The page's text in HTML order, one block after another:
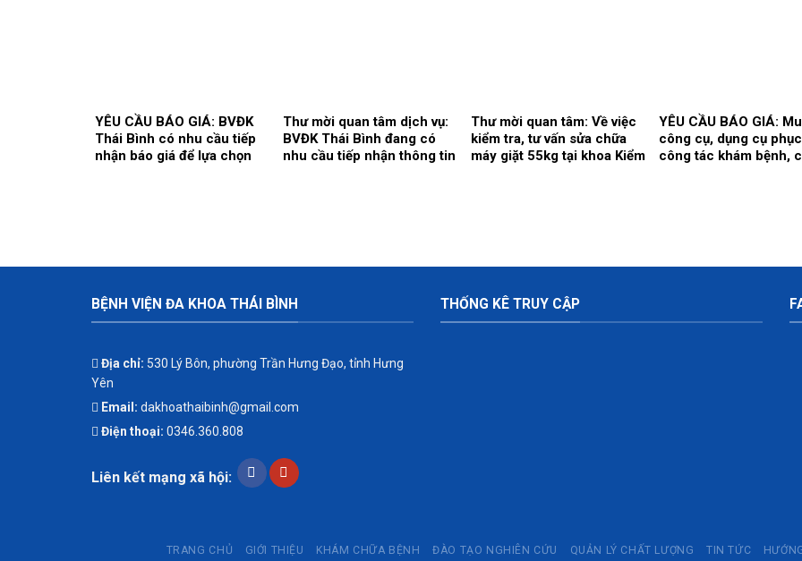
YÊU CẦU BÁO GIÁ: BVĐK
Thái Bình có nhu cầu tiếp
nhận báo giá để lựa chọn
Thư mời quan tâm dịch vụ:
BVĐK Thái Bình đang có
nhu cầu tiếp nhận thông tin
Thư mời quan tâm: Về việc
kiểm tra, tư vấn sửa chữa
máy giặt 55kg tại khoa Kiểm
YÊU CẦU BÁO GIÁ:
công cụ, dụng cụ
công tác khám bệnh,
BỆNH VIỆN ĐA KHOA THÁI BÌNH
Địa chỉ: 530 Lý Bôn, phường Trần Hưng Đạo, tỉnh Hưng
Yên
Email: dakhoathaibinh@gmail.com
Điện thoại: 0346.360.808
Liên kết mạng xã hội:
THỐNG KÊ TRUY CẬP
TRANG CHỦ GIỚI THIỆU KHÁM CHỮA BỆNH ĐÀO TẠO NGHIÊN CỨU QUẢN LÝ CHẤT LƯỢNG TIN TỨC